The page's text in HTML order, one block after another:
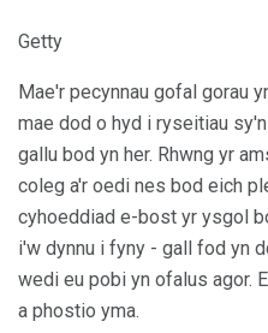
Getty
Mae'r pecynnau gofal gorau
mae dod o hyd i ryseitiau
gallu bod yn her. Rhwng yr
coleg a'r oedi nes bod eich
cyhoeddiad e-bost yr ysgol
i'w dynnu i fyny - gall fod yn
wedi eu pobi yn ofalus agor.
a phostio yma.